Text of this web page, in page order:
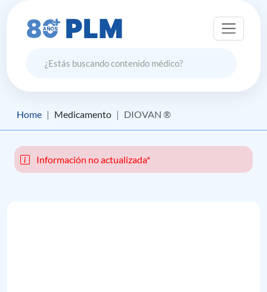
Home Medicamento DIOVAN ®
Información no actualizada*